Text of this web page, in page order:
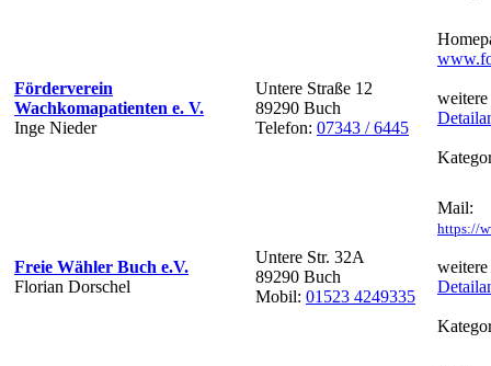
Förderverein
Wachkomapatienten e. V.
Inge Nieder
Untere Straße 12
89290 Buch
Telefon: 07343 / 6445
Freie Wähler Buch e.V.
Florian Dorschel
Untere Str. 32A
89290 Buch
Mobil: 01523 4249335
Mail:
https://